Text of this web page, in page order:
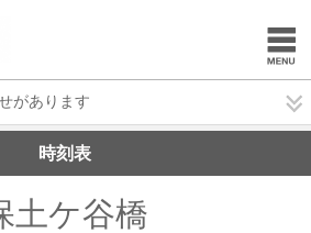
があります
時刻表
土ケ谷橋